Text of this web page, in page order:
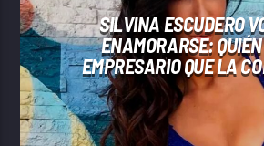
SILVINA ESCUDERO
ENAMORARSE:
EMPRESARIO QUE LA